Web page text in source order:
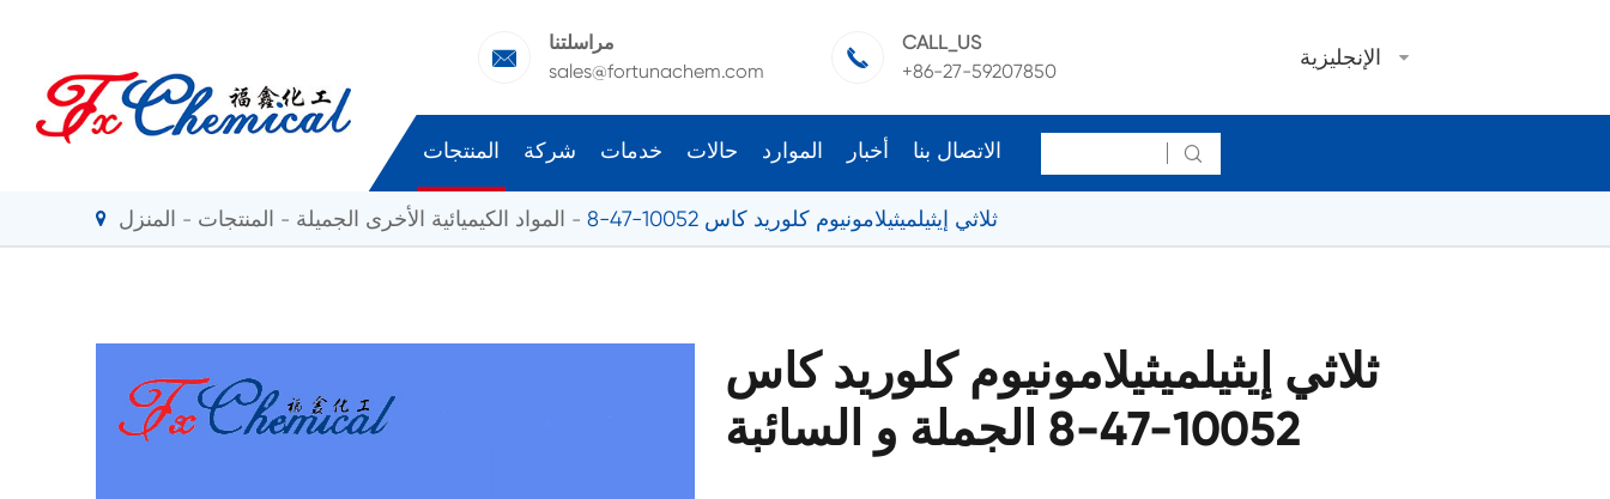

مراسلتنا
sales@fortunachem.com

CALL_US
+86-27-59207850
الإنجليزية
المنتجات شركة خدمات حالات الموارد أخبار الاتصال بنا 
المنزل المنتجات المواد الكيميائية الأخرى الجميلة ثلاثي إيثيلميثيلامونيوم كلوريد كاس 10052-47-8
ثلاثي إيثيلميثيلامونيوم كلوريد كاس
10052-47-8 الجملة و السائبة